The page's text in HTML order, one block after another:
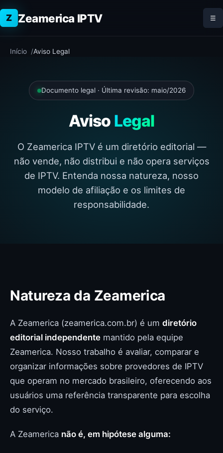
Z Zeamerica IPTV ☰
Início Aviso Legal
Documento legal · Última revisão: maio/2026
Aviso Legal
O Zeamerica IPTV é um diretório editorial —
não vende, não distribui e não opera serviços
de IPTV. Entenda nossa natureza, nosso
modelo de afiliação e os limites de
responsabilidade.
Natureza da Zeamerica
A Zeamerica (zeamerica.com.br) é um diretório
editorial independente mantido pela equipe
Zeamerica. Nosso trabalho é avaliar, comparar e
organizar informações sobre provedores de IPTV
que operam no mercado brasileiro, oferecendo aos
usuários uma referência transparente para escolha
do serviço.
A Zeamerica não é, em hipótese alguma: